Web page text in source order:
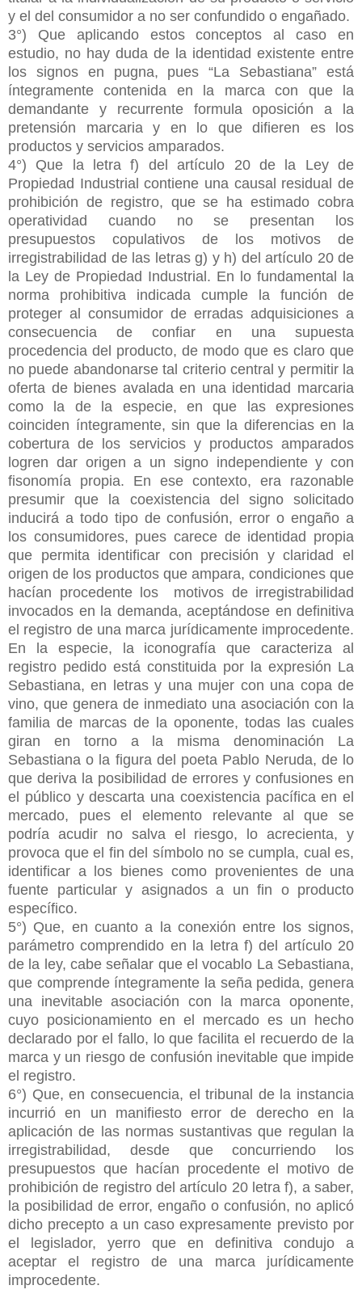
y el del consumidor a no ser confundido o engañado.
3°) Que aplicando estos conceptos al caso en
estudio, no hay duda de la identidad existente entre
los signos en pugna, pues “La Sebastiana” está
íntegramente contenida en la marca con que la
demandante y recurrente formula oposición a la
pretensión marcaria y en lo que difieren es los
productos y servicios amparados.
4°) Que la letra f) del artículo 20 de la Ley de
Propiedad Industrial contiene una causal residual de
prohibición de registro, que se ha estimado cobra
operatividad cuando no se presentan los
presupuestos copulativos de los motivos de
irregistrabilidad de las letras g) y h) del artículo 20 de
la Ley de Propiedad Industrial. En lo fundamental la
norma prohibitiva indicada cumple la función de
proteger al consumidor de erradas adquisiciones a
consecuencia de confiar en una supuesta
procedencia del producto, de modo que es claro que
no puede abandonarse tal criterio central y permitir la
oferta de bienes avalada en una identidad marcaria
como la de la especie, en que las expresiones
coinciden íntegramente, sin que la diferencias en la
cobertura de los servicios y productos amparados
logren dar origen a un signo independiente y con
fisonomía propia. En ese contexto, era razonable
presumir que la coexistencia del signo solicitado
inducirá a todo tipo de confusión, error o engaño a
los consumidores, pues carece de identidad propia
que permita identificar con precisión y claridad el
origen de los productos que ampara, condiciones que
hacían procedente los motivos de irregistrabilidad
invocados en la demanda, aceptándose en definitiva
el registro de una marca jurídicamente improcedente.
En la especie, la iconografía que caracteriza al
registro pedido está constituida por la expresión La
Sebastiana, en letras y una mujer con una copa de
vino, que genera de inmediato una asociación con la
familia de marcas de la oponente, todas las cuales
giran en torno a la misma denominación La
Sebastiana o la figura del poeta Pablo Neruda, de lo
que deriva la posibilidad de errores y confusiones en
el público y descarta una coexistencia pacífica en el
mercado, pues el elemento relevante al que se
podría acudir no salva el riesgo, lo acrecienta, y
provoca que el fin del símbolo no se cumpla, cual es,
identificar a los bienes como provenientes de una
fuente particular y asignados a un fin o producto
específico.
5°) Que, en cuanto a la conexión entre los signos,
parámetro comprendido en la letra f) del artículo 20
de la ley, cabe señalar que el vocablo La Sebastiana,
que comprende íntegramente la seña pedida, genera
una inevitable asociación con la marca oponente,
cuyo posicionamiento en el mercado es un hecho
declarado por el fallo, lo que facilita el recuerdo de la
marca y un riesgo de confusión inevitable que impide
el registro.
6°) Que, en consecuencia, el tribunal de la instancia
incurrió en un manifiesto error de derecho en la
aplicación de las normas sustantivas que regulan la
irregistrabilidad, desde que concurriendo los
presupuestos que hacían procedente el motivo de
prohibición de registro del artículo 20 letra f), a saber,
la posibilidad de error, engaño o confusión, no aplicó
dicho precepto a un caso expresamente previsto por
el legislador, yerro que en definitiva condujo a
aceptar el registro de una marca jurídicamente
improcedente.